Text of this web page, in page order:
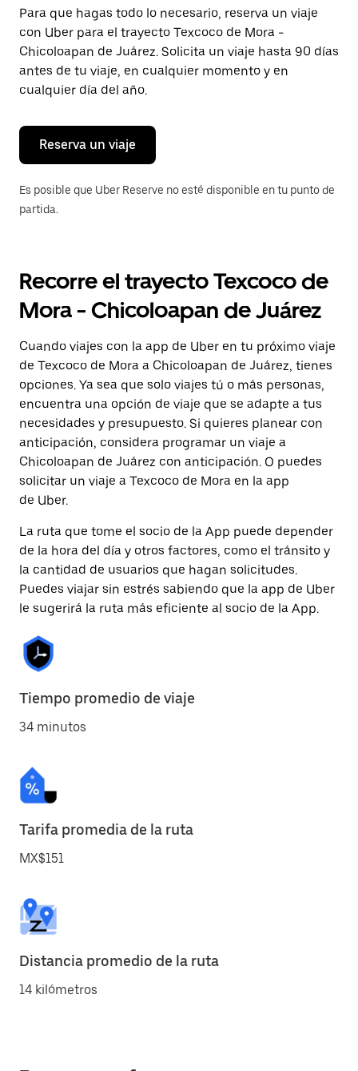
Presiona
la
tecla Esc
para
cerrar
el
calendario.
Para que hagas todo lo necesario, reserva un viaje
con Uber para el trayecto Texcoco de Mora -
Chicoloapan de Juárez. Solicita un viaje hasta 90 días
antes de tu viaje, en cualquier momento y en
cualquier día del año.
Reserva un viaje
Es posible que Uber Reserve no esté disponible en tu punto de
partida.
Recorre el trayecto Texcoco de
Mora - Chicoloapan de Juárez
Cuando viajes con la app de Uber en tu próximo viaje
de Texcoco de Mora a Chicoloapan de Juárez, tienes
opciones. Ya sea que solo viajes tú o más personas,
encuentra una opción de viaje que se adapte a tus
necesidades y presupuesto. Si quieres planear con
anticipación, considera programar un viaje a
Chicoloapan de Juárez con anticipación. O puedes
solicitar un viaje a Texcoco de Mora en la app
de Uber.
La ruta que tome el socio de la App puede depender
de la hora del día y otros factores, como el tránsito y
la cantidad de usuarios que hagan solicitudes.
Puedes viajar sin estrés sabiendo que la app de Uber
le sugerirá la ruta más eficiente al socio de la App.
Tiempo promedio de viaje
34 minutos
Tarifa promedia de la ruta
MX$151
Distancia promedio de la ruta
14 kilómetros